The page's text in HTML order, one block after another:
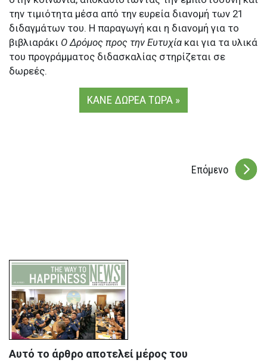
την τιμιότητα μέσα από την ευρεία διανομή των 21
διδαγμάτων του. Η παραγωγή και η διανομή για το
βιβλιαράκι Ο Δρόμος προς την Ευτυχία και για τα υλικά
του προγράμματος διδασκαλίας στηρίζεται σε
δωρεές.
ΚΑΝΕ ΔΩΡΕΑ ΤΩΡΑ »
Επόμενο
Αυτό το άρθρο αποτελεί μέρος του